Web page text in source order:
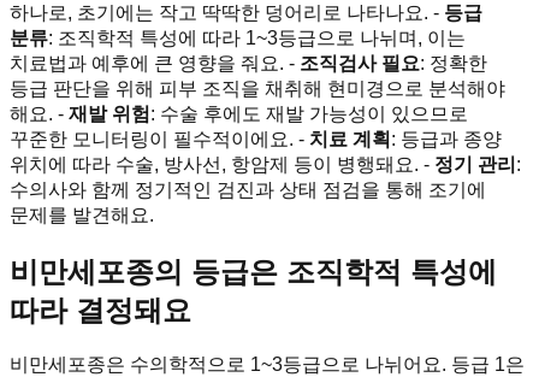
하나로, 초기에는 작고 딱딱한 덩어리로 나타나요. - 등급
분류: 조직학적 특성에 따라 1~3등급으로 나뉘며, 이는
치료법과 예후에 큰 영향을 줘요. - 조직검사 필요: 정확한
등급 판단을 위해 피부 조직을 채취해 현미경으로 분석해야
해요. - 재발 위험 : 수술 후에도 재발 가능성이 있으므로
꾸준한 모니터링이 필수적이에요. - 치료 계획 : 등급과 종양
위치에 따라 수술, 방사선, 항암제 등이 병행돼요. - 정기 관리 :
수의사와 함께 정기적인 검진과 상태 점검을 통해 조기에
문제를 발견해요.
비만세포종의 등급은 조직학적 특성에
따라 결정돼요
비만세포종은 수의학적으로 1~3등급으로 나뉘어요. 등급 1은